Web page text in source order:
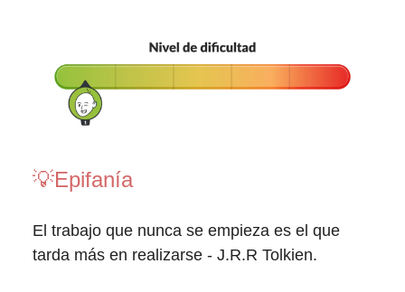
💡Epifanía
El trabajo que nunca se empieza es el que
tarda más en realizarse - J.R.R Tolkien.